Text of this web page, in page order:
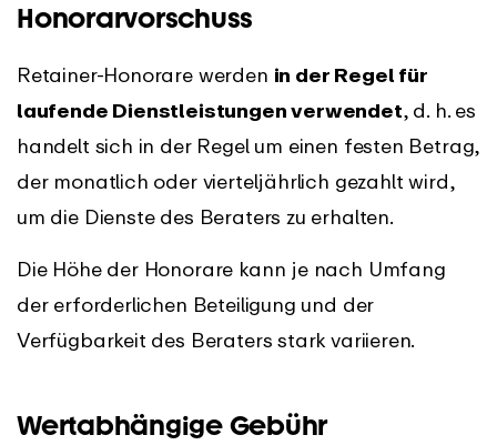
Honorarvorschuss
Retainer-Honorare werden in der Regel für
laufende Dienstleistungen verwendet, d. h. es
handelt sich in der Regel um einen festen Betrag,
der monatlich oder vierteljährlich gezahlt wird,
um die Dienste des Beraters zu erhalten.
Die Höhe der Honorare kann je nach Umfang
der erforderlichen Beteiligung und der
Verfügbarkeit des Beraters stark variieren.
Wertabhängige Gebühr